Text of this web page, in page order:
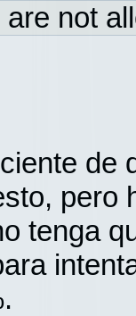
not
de
pero
tenga